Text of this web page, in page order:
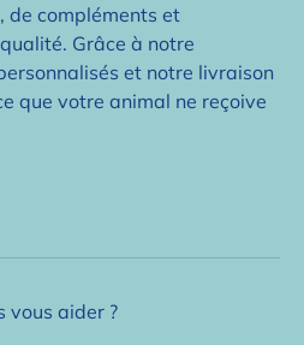
de compléments et
Grâce à notre
et notre livraison
que votre animal ne reçoive
vous aider ?